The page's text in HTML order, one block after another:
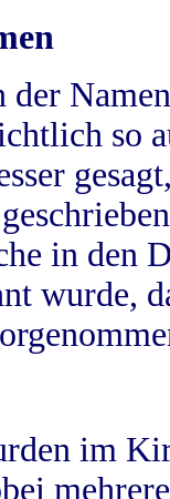
der
so
in
wurde,
im